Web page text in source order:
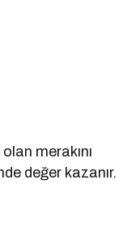
merakını
değer kazanır.